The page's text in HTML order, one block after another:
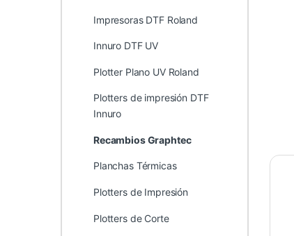
Impresoras DTF Roland
Innuro DTF UV
Plotter Plano UV Roland
Plotters de impresión DTF
Innuro
Recambios Graphtec
Planchas Térmicas
Plotters de Impresión
Plotters de Corte